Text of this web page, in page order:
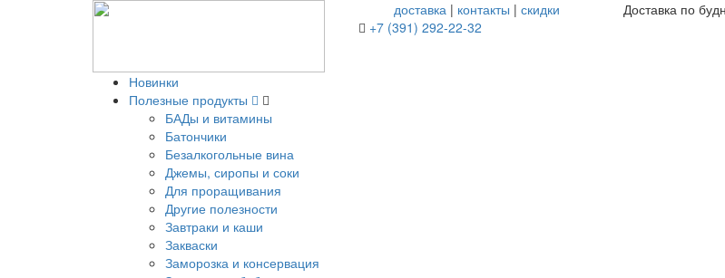
доставка | контакты |скидки
+7 (391) 292-22-32
Доставка по
Новинки
Полезные продукты
БАДы и витамины
Батончики
Безалкогольные вина
Джемы, сиропы и соки
Для проращивания
Другие полезности
Завтраки и каши
Закваски
Заморозка и консервация